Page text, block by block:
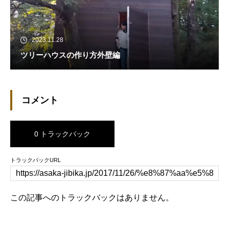
2023.11.28
ツリーハウスの作り方外壁編
コメント
0 トラックバック
トラックバックURL
この記事へのトラックバックはありません。